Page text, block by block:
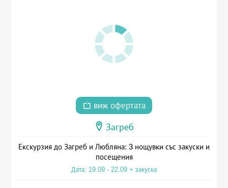
виж офертата
Загреб
Екскурзия до Загреб и Любляна: 3 нощувки със закуски и
посещения
Дата: 19.09 - 22.09 + закуска